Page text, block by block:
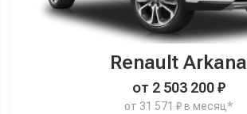
Renault Arkana
от 2 503 200 ₽
от 31 571 ₽ в месяц*